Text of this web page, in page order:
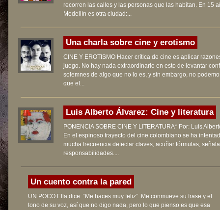
recorren las calles y las personas que las habitan. En 15
Medellín es otra ciudad:...
Una charla sobre cine y erotismo
CINE Y EROTISMO Hacer crítica de cine es aplicar
juego. No hay nada extraordinario en esto de levantar
solemnes de algo que no lo es, y sin embargo, no
que el...
Luis Alberto Álvarez: Cine y literatura
PONENCIA SOBRE CINE Y LITERATURA* Por: Luis
En el espinoso trayecto del cine colombiano se ha
mucha frecuencia detectar claves, acuñar fórmulas,
responsabilidades....
Un cuento contra la pared
UN POCO Ella dice: “Me haces muy feliz”. Me conmueve su frase y el
tono de su voz, así que no digo nada, pero lo que pienso es que esa